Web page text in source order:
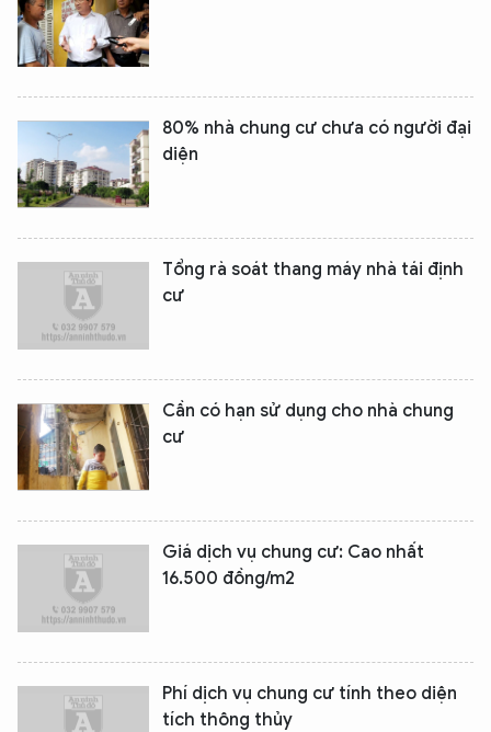
80% nhà chung cư chưa có người đại
diện
Tổng rà soát thang máy nhà tái định
cư
Cần có hạn sử dụng cho nhà chung
cư
Giá dịch vụ chung cư: Cao nhất
16.500 đồng/m2
Phí dịch vụ chung cư tính theo diện
tích thông thủy